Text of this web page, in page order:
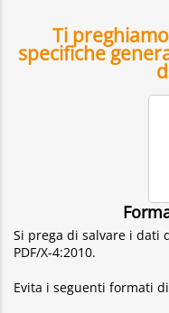
Ti
specifiche
Si prega di salvare i dati
PDF/X-4:2010.
Evita i seguenti formati